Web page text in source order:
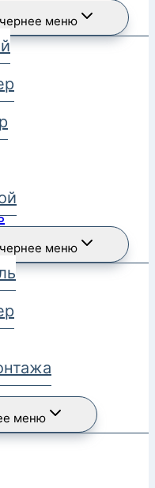
меню
меню
меню